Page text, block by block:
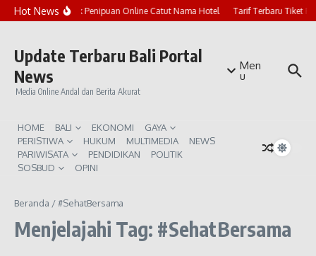
Lewati ke konten
Hot NewsMarak Penipuan Online Catut Nama Hotel Tarif Terbaru Tiket
Update Terbaru Bali Portal
News
Media Online Andal dan Berita Akurat
Men
u
HOME BALI EKONOMI
GAYA
PERISTIWA
HUKUM MULTIMEDIA
NEWS
PARIWISATA
PENDIDIKAN
POLITIK
SOSBUD
OPINI
Beranda /#SehatBersama
Menjelajahi Tag: #SehatBersama